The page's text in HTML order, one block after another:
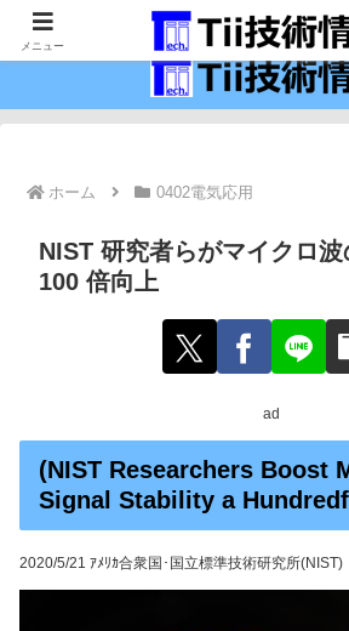
最新の科学技術の情報イン
ホーム 0402電気応用
NIST 研究者らがマイクロ
100 倍向上
ad
(NIST Researchers Boost
Signal Stability a
2020/5/21 ｱﾒﾘｶ合衆国･国立標準技術研究所(NIST)
メニュー